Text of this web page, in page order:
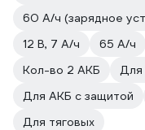
12 В, 7 А/ч
65 А/ч
Кол-во 2 АКБ
Для
Для АКБ с защитой
Для тяговых